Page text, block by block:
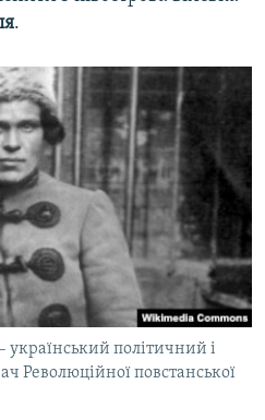
.
політичний і
Революційної повстанської